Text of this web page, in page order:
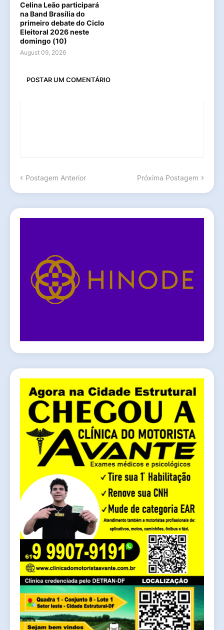
Celina Leão participará
na Band Brasília do
primeiro debate do Ciclo
Eleitoral 2026 neste
domingo (10)
August 09, 2026
POSTAR UM COMENTÁRIO
Postagem Anterior Próxima Postagem